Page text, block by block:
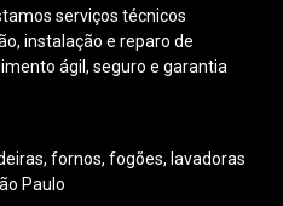
serviços técnicos
instalação e reparo de
ágil, seguro e garantia
fornos, fogões, lavadoras
Paulo